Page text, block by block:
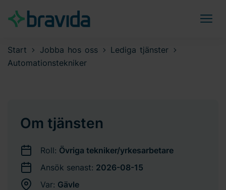
Start Jobba hos oss
Lediga tjänster
Automationstekniker
Om tjänsten
Roll: Övriga tekniker/yrkesarbetare
Ansök senast: 2026-08-15
Var: Gävle